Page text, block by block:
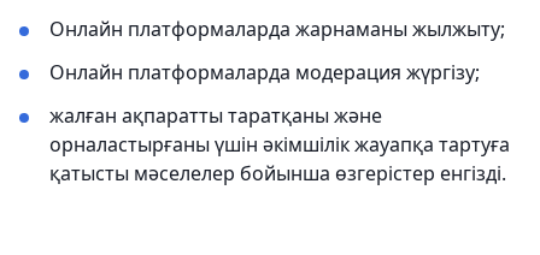
Онлайн платформаларда жарнаманы жылжыту;
Онлайн платформаларда модерация жүргізу;
жалған ақпаратты таратқаны және
орналастырғаны үшін әкімшілік жауапқа тартуға
қатысты мәселелер бойынша өзгерістер енгізді.